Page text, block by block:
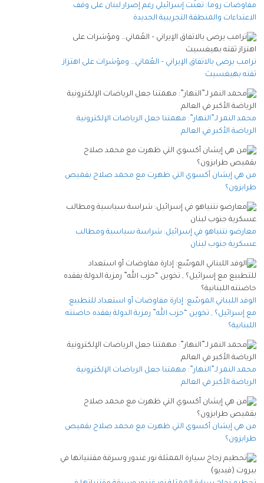
مفاوضات روما: تعنّت إسرائيلي رغم إصرار لبنان على وقف
الاعتداءات والمنطقة التجريبية الجديدة
ترامب يرضى بالاتفاق الإيراني – العُماني… ومؤشرات على اهتزاز
ثقته بهيغسيث
محمد النمر لـ”النهار”: مهمتنا جعل الرياضات الإلكترونية
الرياضة الأكبر في العالم
من هي إيشان أكسوي التي ظهرت مع محمد صلاح بقميص
طرابزون؟
معارضو نتنياهو في إسرائيل: شراسة سياسية ومطالب
عسكرية جنوب لبنان
الوفد اللبناني الموسّع: إدارة مفاوضات أو استعداد للتطبيع
مع إسرائيل؟ , تخوين “حزب الله” رمزية الدولة يفقده حاضنته
اللبنانية؟
محمد النمر لـ”النهار”: مهمتنا جعل الرياضات الإلكترونية
الرياضة الأكبر في العالم
من هي إيشان أكسوي التي ظهرت مع محمد صلاح بقميص
طرابزون؟